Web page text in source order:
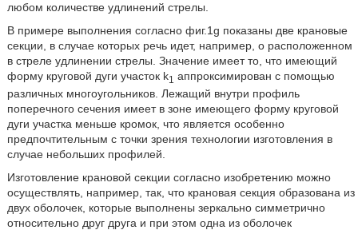
любом количестве удлинений стрелы.
В примере выполнения согласно фиг.1g показаны две крановые
секции, в случае которых речь идет, например, о расположенном
в стреле удлинении стрелы. Значение имеет то, что имеющий
форму круговой дуги участок k1 аппроксимирован с помощью
различных многоугольников. Лежащий внутри профиль
поперечного сечения имеет в зоне имеющего форму круговой
дуги участка меньше кромок, что является особенно
предпочтительным с точки зрения технологии изготовления в
случае небольших профилей.
Изготовление крановой секции согласно изобретению можно
осуществлять, например, так, что крановая секция образована из
двух оболочек, которые выполнены зеркально симметрично
относительно друг друга и при этом одна из оболочек